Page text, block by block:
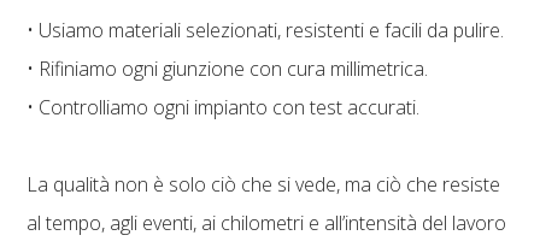
• Usiamo materiali selezionati, resistenti e facili da pulire.
• Rifiniamo ogni giunzione con cura millimetrica.
• Controlliamo ogni impianto con test accurati.
La qualità non è solo ciò che si vede, ma ciò che resiste
al tempo, agli eventi, ai chilometri e all’intensità del lavoro